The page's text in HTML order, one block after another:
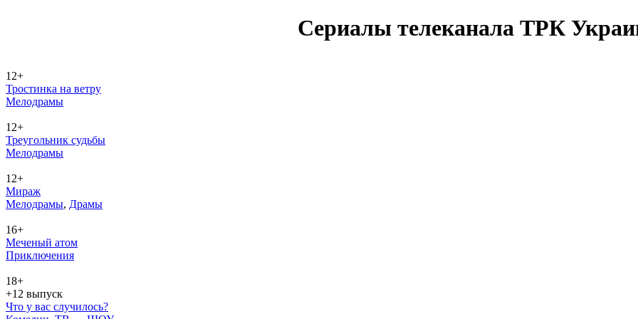
Се­риа­лы те­ле­ка­на­ла ТРК
12+
Тростинка на ветру
Ме­ло­дра­мы
12+
Треугольник судьбы
Ме­ло­дра­мы
12+
Мираж
Ме­ло­дра­мы, Дра­мы
16+
Меченый атом
При­клю­че­ния
18+
+12 выпуск
Что у вас случилось?